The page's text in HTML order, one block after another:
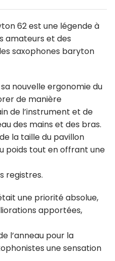
62 est une légende à
amateurs et des
saxophones baryton
nouvelle ergonomie du
de manière
de l’instrument et de
des mains et des bras.
la taille du pavillon
poids tout en offrant une
registres.
une priorité absolue,
apportées,
l’anneau pour la
une sensation